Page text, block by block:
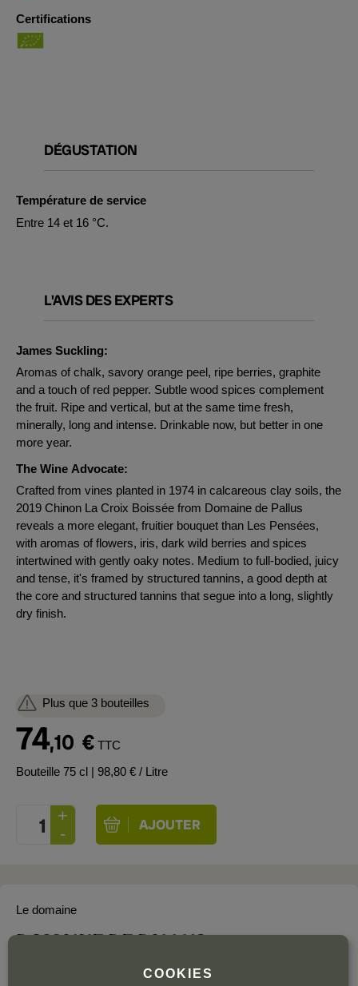
Certifications
DÉGUSTATION
Température de service
Entre 14 et 16 °C.
L'AVIS DES EXPERTS
James Suckling:
Aromas of chalk, savory orange peel, ripe berries, graphite
and a touch of red pepper. Subtle wood spices complement
the fruit. Ripe and vertical, but at the same time fresh,
minerally, long and intense. Drinkable now, but better in one
more year.
The Wine Advocate:
Crafted from vines planted in 1974 in calcareous clay soils, the
2019 Chinon La Croix Boissée from Domaine de Pallus
reveals a more elegant, fruitier bouquet than Les Pensées,
with aromas of flowers, iris, dark wild berries and spices
intertwined with gently oaky notes. Medium to full-bodied, juicy
and tense, it's framed by structured tannins, a good depth at
the core and structured tannins that segue into a long, slightly
dry finish.
Plus que 3 bouteilles
74,10 € TTC
Bouteille 75 cl | 98,80 € / Litre
Le domaine
DOMAINE DE PALLUS
COOKIES